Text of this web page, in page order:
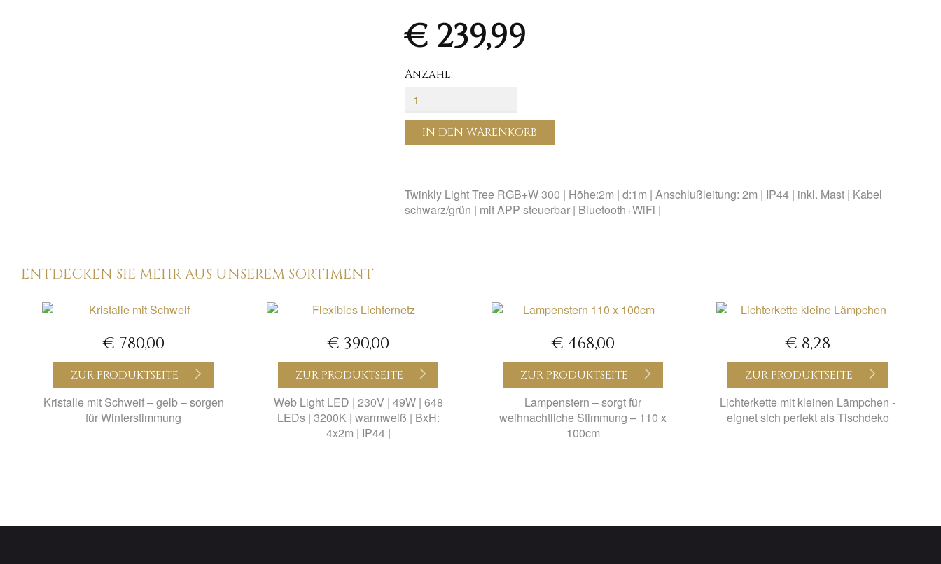
€ 239,99
Anzahl:
IN DEN WARENKORB
Twinkly Light Tree RGB+W 300 | Höhe:2m | d:1m | Anschlußleitung: 2m | IP44 | inkl. Mast | Kabel
schwarz/grün | mit APP steuerbar | Bluetooth+WiFi |
ENTDECKEN SIE MEHR AUS UNSEREM SORTIMENT
€ 780,00
ZUR PRODUKTSEITE
Kristalle mit Schweif – gelb – sorgen
für Winterstimmung
€ 390,00
ZUR PRODUKTSEITE
Web Light LED | 230V | 49W | 648
LEDs | 3200K | warmweiß | BxH:
4x2m | IP44 |
€ 468,00
ZUR PRODUKTSEITE
Lampenstern – sorgt für
weihnachtliche Stimmung – 110 x
100cm
€ 8,28
ZUR PRODUKTSEITE
Lichterkette mit kleinen Lämpchen -
eignet sich perfekt als Tischdeko